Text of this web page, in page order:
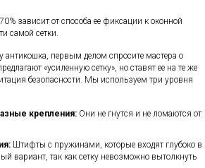
зависит от способа ее фиксации к оконной
самой сетки.
антикошка, первым делом спросите мастера о
«усиленную сетку», но ставят ее на те же
безопасности. Мы используем три уровня
крепления: Они не гнутся и не ломаются от
Штифты с пружинами, которые входят глубоко в
вариант, так как сетку невозможно вытолкнуть